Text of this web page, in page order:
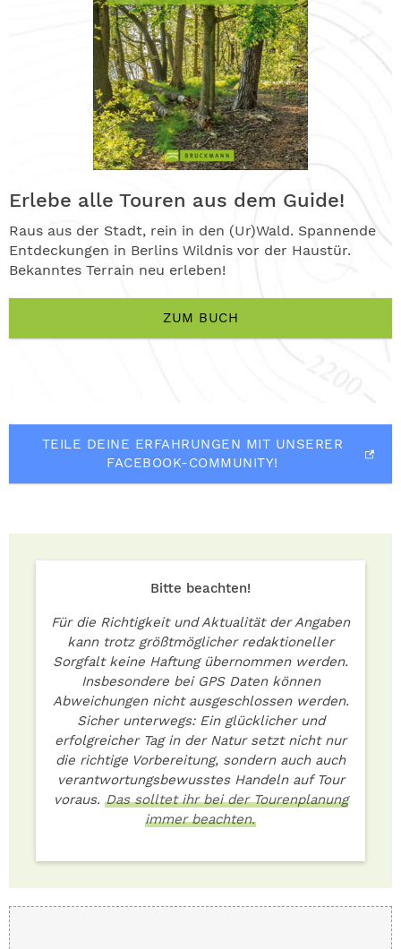
Erlebe alle Touren aus dem Guide!
Raus aus der Stadt, rein in den (Ur)Wald. Spannende
Entdeckungen in Berlins Wildnis vor der Haustür.
Bekanntes Terrain neu erleben!
ZUM BUCH
TEILE DEINE ERFAHRUNGEN MIT UNSERER
FACEBOOK-COMMUNITY!
Bitte beachten!
Für die Richtigkeit und Aktualität der Angaben
kann trotz größtmöglicher redaktioneller
Sorgfalt keine Haftung übernommen werden.
Insbesondere bei GPS Daten können
Abweichungen nicht ausgeschlossen werden.
Sicher unterwegs: Ein glücklicher und
erfolgreicher Tag in der Natur setzt nicht nur
die richtige Vorbereitung, sondern auch auch
verantwortungsbewusstes Handeln auf Tour
voraus. Das solltet ihr bei der Tourenplanung
immer beachten.